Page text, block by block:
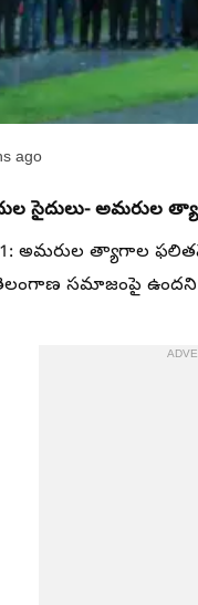
ago
సైదులు- అమరుల
1: అమరుల త్యాగాల
సమాజంపై ఉందని